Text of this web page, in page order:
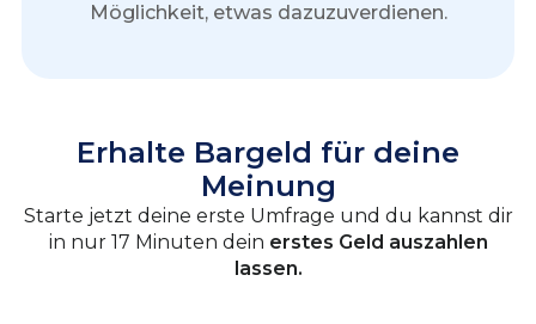
Möglichkeit, etwas dazuzuverdienen.
Erhalte Bargeld für deine
Meinung
Starte jetzt deine erste Umfrage und du kannst dir
in nur 17 Minuten dein erstes Geld auszahlen
lassen.